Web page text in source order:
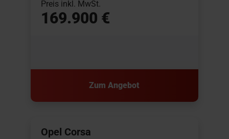
Preis inkl. MwSt.
169.900 €
Zum Angebot
Opel Corsa